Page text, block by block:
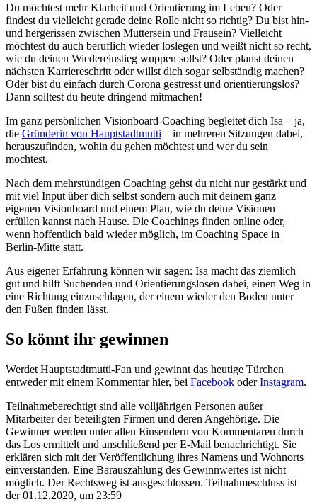
Du möchtest mehr Klarheit und Orientierung im Leben? Oder
findest du vielleicht gerade deine Rolle nicht so richtig? Du bist hin-
und hergerissen zwischen Muttersein und Frausein? Vielleicht
möchtest du auch beruflich wieder loslegen und weißt nicht so recht,
wie du deinen Wiedereinstieg wuppen sollst? Oder planst deinen
nächsten Karriereschritt oder willst dich sogar selbständig machen?
Oder bist du einfach durch Corona gestresst und orientierungslos?
Dann solltest du heute dringend mitmachen!
Im ganz persönlichen Visionboard-Coaching begleitet dich Isa – ja,
die Gründerin von Hauptstadtmutti – in mehreren Sitzungen dabei,
herauszufinden, wohin du gehen möchtest und wer du sein
möchtest.
Nach dem mehrstündigen Coaching gehst du nicht nur gestärkt und
mit viel Input über dich selbst sondern auch mit deinem ganz
eigenen Visionboard und einem Plan, wie du deine Visionen
erfüllen kannst nach Hause. Die Coachings finden online oder,
wenn hoffentlich bald wieder möglich, im Coaching Space in
Berlin-Mitte statt.
Aus eigener Erfahrung können wir sagen: Isa macht das ziemlich
gut und hilft Suchenden und Orientierungslosen dabei, einen Weg in
eine Richtung einzuschlagen, der einem wieder den Boden unter
den Füßen finden lässt.
So könnt ihr gewinnen
Werdet Hauptstadtmutti-Fan und gewinnt das heutige Türchen
entweder mit einem Kommentar hier, bei Facebook oderInstagram.
Teilnahmeberechtigt sind alle volljährigen Personen außer
Mitarbeiter der beteiligten Firmen und deren Angehörige. Die
Gewinner werden unter allen Einsendern von Kommentaren durch
das Los ermittelt und anschließend per E-Mail benachrichtigt. Sie
erklären sich mit der Veröffentlichung ihres Namens und Wohnorts
einverstanden. Eine Barauszahlung des Gewinnwertes ist nicht
möglich. Der Rechtsweg ist ausgeschlossen. Teilnahmeschluss ist
der 01.12.2020, um 23:59